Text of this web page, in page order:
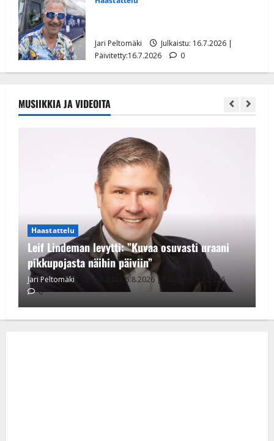
Jari Peltomäki
Julkaistu: 16.7.2026 |
Päivitetty:16.7.2026
0
MUSIIKKIA JA VIDEOITA
Haastattelu
Leif Lindeman levytti: ”Kuvaa osuvasti uraani
pikkupojasta näihin päiviin”
Jari Peltomäki
Julkaistu: 5.8.2026 | Päivitetty:5.8.2026
0